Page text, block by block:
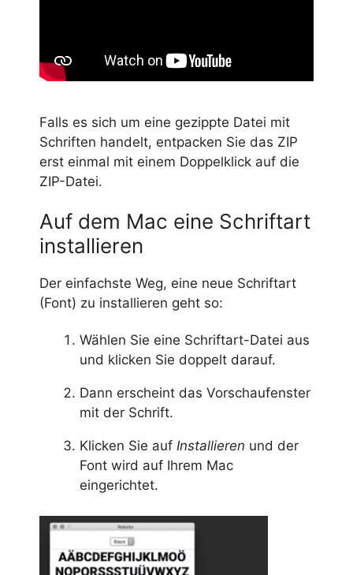
Falls es sich um eine gezippte Datei mit
Schriften handelt, entpacken Sie das ZIP
erst einmal mit einem Doppelklick auf die
ZIP-Datei.
Auf dem Mac eine Schriftart
installieren
Der einfachste Weg, eine neue Schriftart
(Font) zu installieren geht so:
Wählen Sie eine Schriftart-Datei aus
und klicken Sie doppelt darauf.
Dann erscheint das Vorschaufenster
mit der Schrift.
Klicken Sie auf Installieren und der
Font wird auf Ihrem Mac
eingerichtet.